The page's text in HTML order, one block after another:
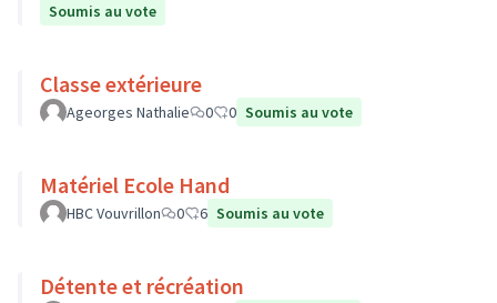
Soumis au vote
Classe extérieure
Ageorges Nathalie 0 0 Soumis au vote
Matériel Ecole Hand
HBC Vouvrillon 0 6 Soumis au vote
Détente et récréation